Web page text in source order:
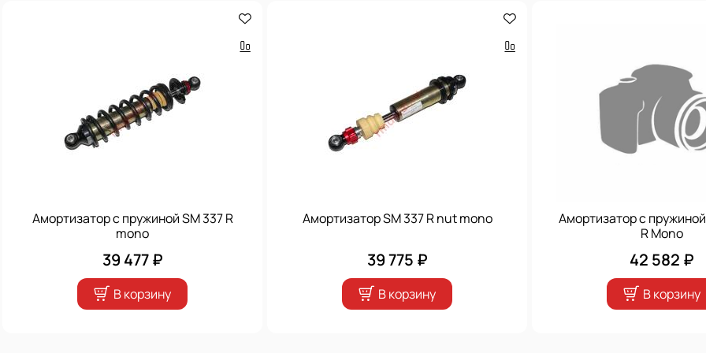
Амортизатор с пружиной SM 337 R
mono
39 477 ₽
В корзину
Амортизатор SM 337 R nut mono
39 775 ₽
В корзину
Амортизатор с
R Mono
42 582 ₽
В корзину